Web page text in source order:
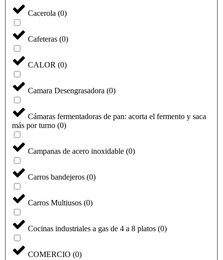
Cacerola (0)
Cafeteras (0)
CALOR (0)
Camara Desengrasadora (0)
Cámaras fermentadoras de pan: acorta el fermento y saca
más por turno (0)
Campanas de acero inoxidable (0)
Carros bandejeros (0)
Carros Multiusos (0)
Cocinas industriales a gas de 4 a 8 platos (0)
COMERCIO (0)